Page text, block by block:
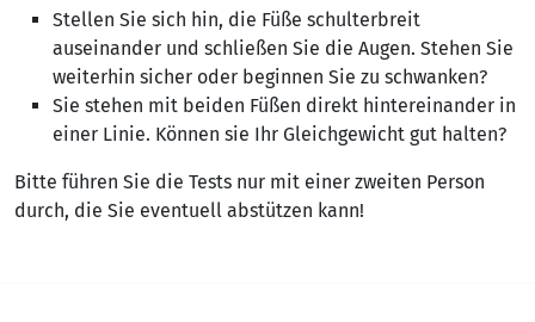
Stellen Sie sich hin, die Füße schulterbreit
auseinander und schließen Sie die Augen. Stehen Sie
weiterhin sicher oder beginnen Sie zu schwanken?
Sie stehen mit beiden Füßen direkt hintereinander in
einer Linie. Können sie Ihr Gleichgewicht gut halten?
Bitte führen Sie die Tests nur mit einer zweiten Person
durch, die Sie eventuell abstützen kann!